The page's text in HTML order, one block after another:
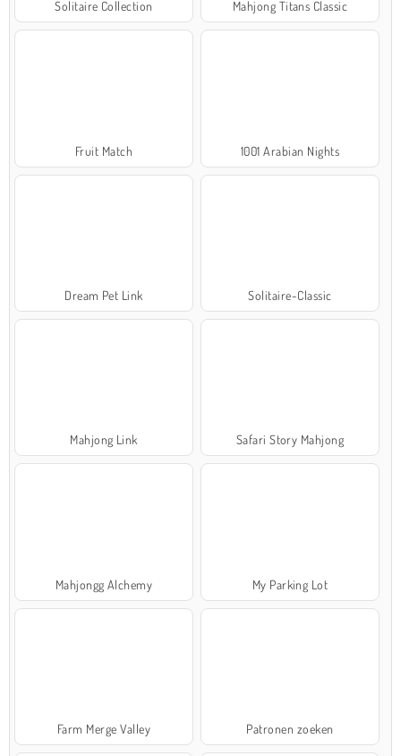
Solitaire Collection Mahjong Titans Classic
Fruit Match 1001 Arabian Nights
Dream Pet Link Solitaire-Classic
Mahjong Link Safari Story Mahjong
Mahjongg Alchemy My Parking Lot
Farm Merge Valley Patronen zoeken